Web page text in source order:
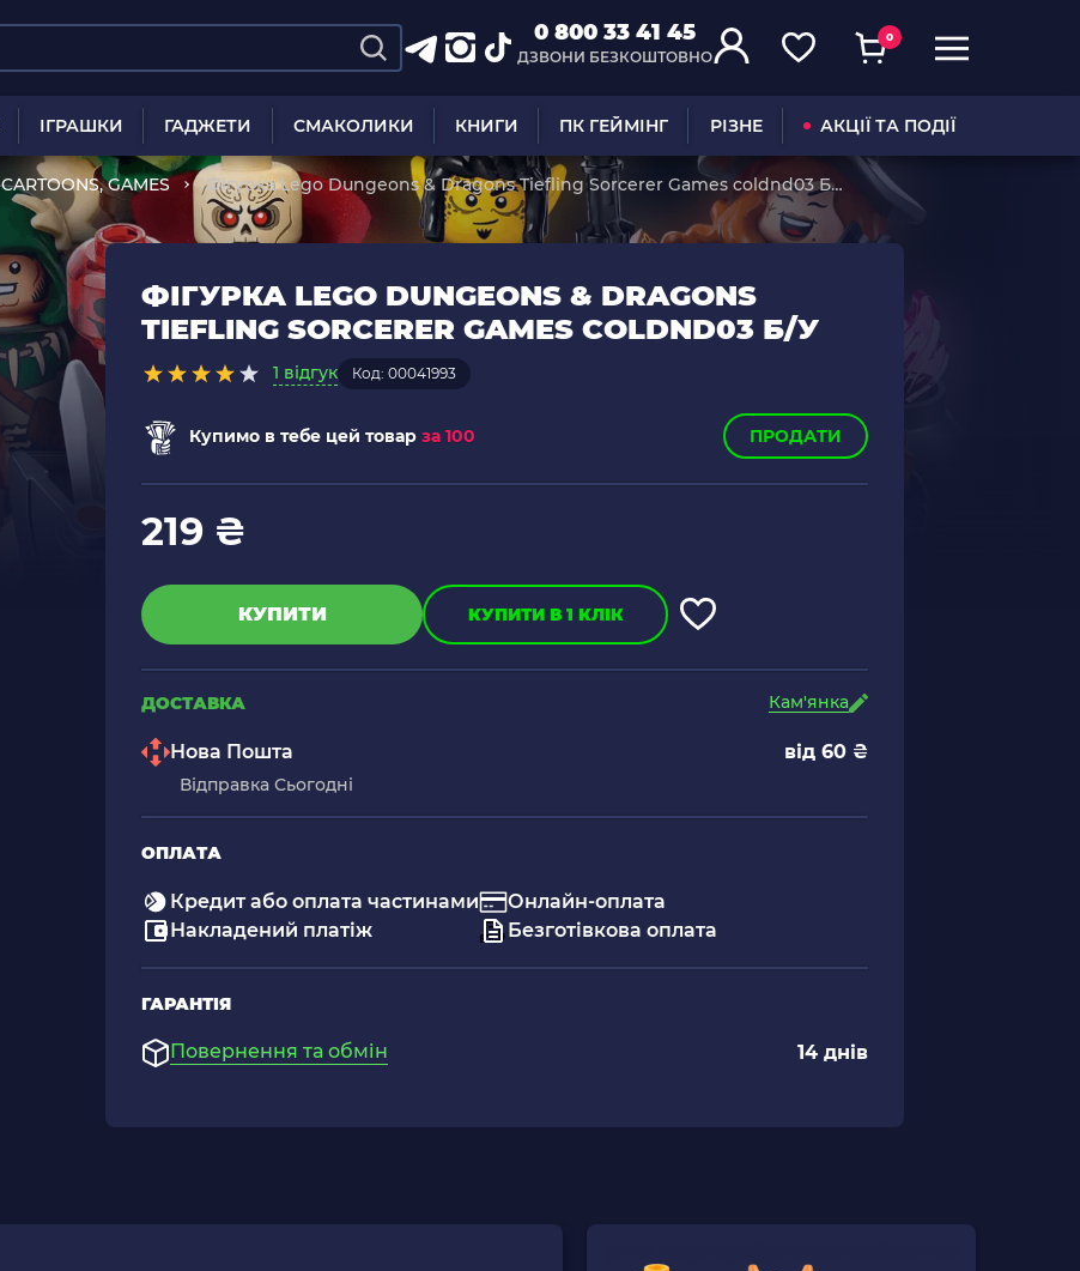
0 800 33 41 45
ДЗВОНИ БЕЗКОШТОВНО
0
ІГРАШКИ ГАДЖЕТИ СМАКОЛИКИ КНИГИ ПК ГЕЙМІНГ РІЗНЕ АКЦІЇ ТА ПОДІЇ
CARTOONS, GAMES
Фігурка Lego Dungeons & Dragons Tiefling Sorcerer Games coldnd03 Б/
У
ФІГУРКА LEGO DUNGEONS & DRAGONS
TIEFLING SORCERER GAMES COLDND03 Б/У
1 відгук Код: 00041993
Купимо в тебе цей товар за 100 ПРОДАТИ
219 ₴
КУПИТИ КУПИТИ В 1 КЛІК
ДОСТАВКА Кам'янка
Нова Пошта від 60 ₴
Відправка Сьогодні
ОПЛАТА
Кредит або оплата частинами
Накладений платіж
Онлайн-оплата
Безготівкова оплата
ГАРАНТІЯ
Повернення та обмін 14 днів